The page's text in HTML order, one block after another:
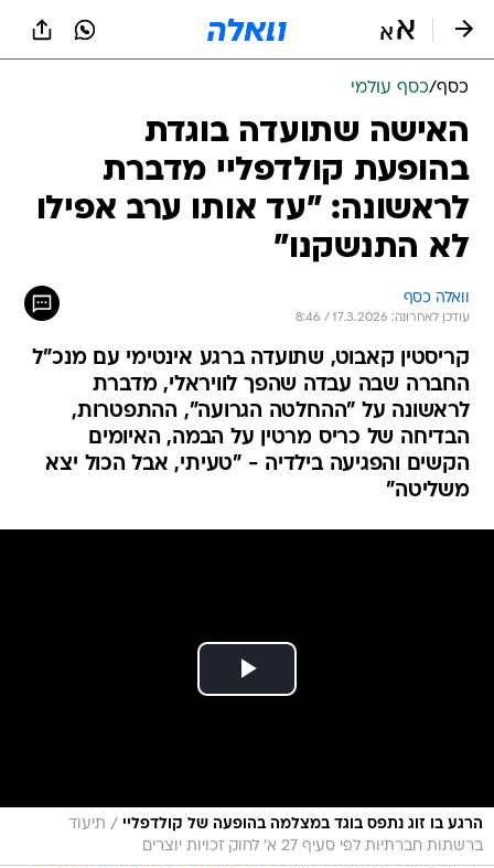
כסף/כסף עולמי
האישה שתועדה בוגדת
בהופעת קולדפליי מדברת
לראשונה: "עד אותו ערב אפילו
לא התנשקנו"
וואלה כסף
עודכן לאחרונה: 17.3.2026 / 8:46
קריסטין קאבוט, שתועדה ברגע אינטימי עם מנכ"ל
החברה שבה עבדה שהפך לוויראלי, מדברת
לראשונה על "ההחלטה הגרועה", ההתפטרות,
הבדיחה של כריס מרטין על הבמה, האיומים
הקשים והפגיעה בילדיה - "טעיתי, אבל הכול יצא
משליטה"
הרגע בו זוג נתפס בוגד במצלמה בהופעה של קולדפליי / תיעוד
ברשתות חברתיות לפי סעיף 27 א' לחוק זכויות יוצרים